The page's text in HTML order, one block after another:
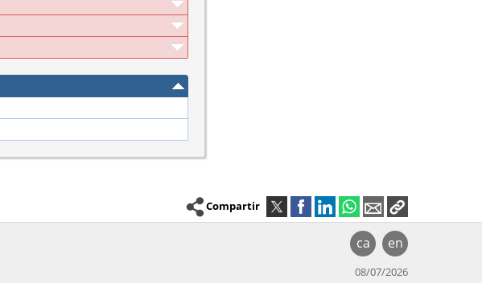
Compartir
ca en
08/07/2026